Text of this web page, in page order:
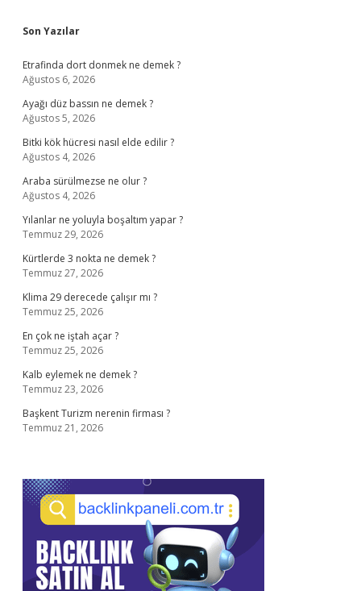
Sidebar
Son Yazılar
Etrafinda dort donmek ne demek ?
Ağustos 6, 2026
Ayağı düz bassın ne demek ?
Ağustos 5, 2026
Bitki kök hücresi nasıl elde edilir ?
Ağustos 4, 2026
Araba sürülmezse ne olur ?
Ağustos 4, 2026
Yılanlar ne yoluyla boşaltım yapar ?
Temmuz 29, 2026
Kürtlerde 3 nokta ne demek ?
Temmuz 27, 2026
Klima 29 derecede çalışır mı ?
Temmuz 25, 2026
En çok ne iştah açar ?
Temmuz 25, 2026
Kalb eylemek ne demek ?
Temmuz 23, 2026
Başkent Turizm nerenin firması ?
Temmuz 21, 2026